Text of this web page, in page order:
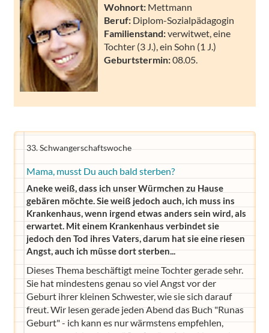
Wohnort: Mettmann
Beruf: Diplom-Sozialpädagogin
Familienstand:verwitwet, eine
Tochter (3 J.), ein Sohn (1 J.)
Geburtstermin:08.05.
33. Schwangerschaftswoche
Mama, musst Du auch bald sterben?
Aneke weiß, dass ich unser Würmchen zu Hause
gebären möchte. Sie weiß jedoch auch, ich muss ins
Krankenhaus, wenn irgend etwas anders sein wird, als
erwartet. Mit einem Krankenhaus verbindet sie
jedoch den Tod ihres Vaters, darum hat sie eine riesen
Angst, auch ich müsse dort sterben...
Dieses Thema beschäftigt meine Tochter gerade sehr.
Sie hat mindestens genau so viel Angst vor der
Geburt ihrer kleinen Schwester, wie sie sich darauf
freut. Wir lesen gerade jeden Abend das Buch "Runas
Geburt" - ich kann es nur wärmstens empfehlen,